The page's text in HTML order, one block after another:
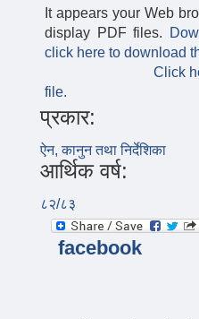
It appears your Web
display PDF files.
click here to download
Click
file.
प्रकार:
ऐन, कानुन तथा निर्देशिका
आर्थिक वर्ष:
८२/८३
facebook